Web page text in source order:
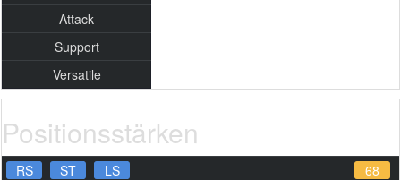
Attack
Support
Versatile
Positionsstärken
RS ST LS
68